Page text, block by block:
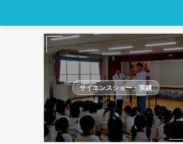
サイエンスショー・実績